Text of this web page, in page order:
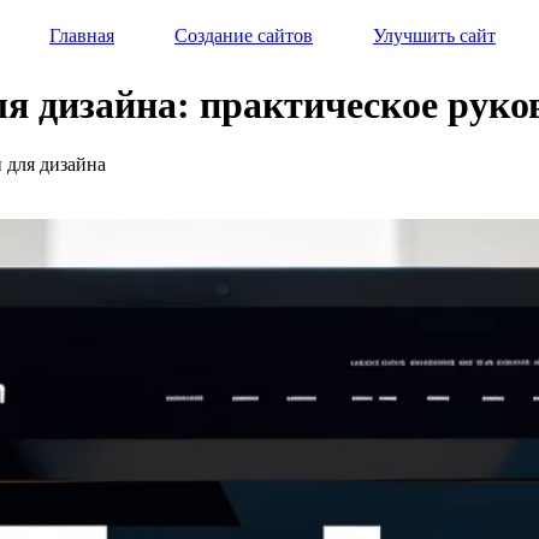
Главная Создание сайтов Улучшить сайт
дизайна: практическое
для дизайна